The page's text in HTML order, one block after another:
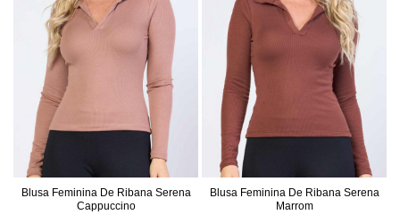
Blusa Feminina De Ribana Serena
Cappuccino
Blusa Feminina De Ribana Serena
Marrom